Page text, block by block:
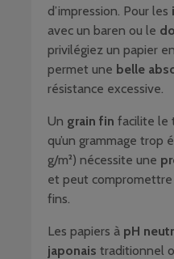
d’impression. Pour les
avec un baren ou le
privilégiez un papier
permet une belle
résistance excessive.
Un grain fin facilite le
qu’un grammage
g/m²) nécessite une
et peut
fins.
Les papiers à pH
japonais traditionnel